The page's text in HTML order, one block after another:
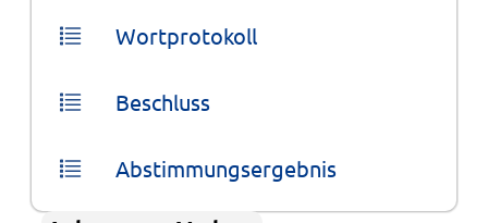
Wortprotokoll
Beschluss
Abstimmungsergebnis